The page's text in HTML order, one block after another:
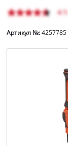
Артикул №: 4257785